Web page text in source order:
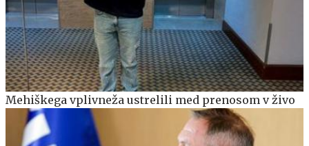
Mehiškega vplivneža ustrelili med prenosom v živo